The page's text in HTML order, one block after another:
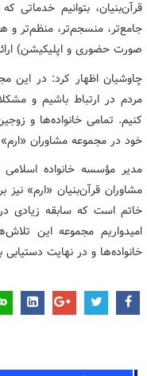
قرآن‌بنیان، بتوانیم
جامع‌تر، منسجم‌تر، منظم‌تر و
صورت حضوری و اپلیکیشن)
چاوشیان اظهار کرد: در این
مردم در ارتباط باشیم و
کنیم. تمامی خانواده‌ها و
خود در مجموعه مشاوران
مدیر مؤسسه خانواده
مشاوران قرآن‌بنیان «ارم»
خاتم است که سابقه زیادی
امیدواریم مجموعه این
خانواده‌ها و در نهایت